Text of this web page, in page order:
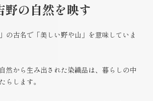
野の自然を映す
の古名で「美しい野や山」を意味していま
然から生み出された染織品は、暮らしの中
らします。